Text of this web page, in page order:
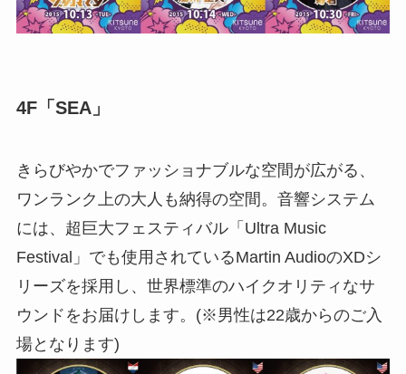
4F「SEA」
きらびやかでファッショナブルな空間が広がる、
ワンランク上の大人も納得の空間。音響システム
には、超巨大フェスティバル「Ultra Music
Festival」でも使用されているMartin AudioのXDシ
リーズを採用し、世界標準のハイクオリティなサ
ウンドをお届けします。(※男性は22歳からのご入
場となります)